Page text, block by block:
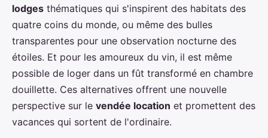
lodges thématiques qui s'inspirent des habitats des
quatre coins du monde, ou même des bulles
transparentes pour une observation nocturne des
étoiles. Et pour les amoureux du vin, il est même
possible de loger dans un fût transformé en chambre
douillette. Ces alternatives offrent une nouvelle
perspective sur le vendée location et promettent des
vacances qui sortent de l'ordinaire.